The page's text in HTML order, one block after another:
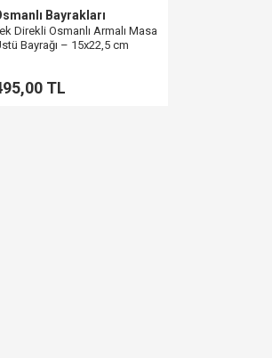
Bayrakları
Direkli Osmanlı Armalı Masa
Bayrağı – 15x22,5 cm
TL